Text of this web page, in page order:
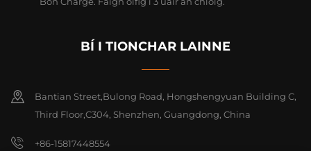
BÍ I TIONCHAR LAINNE
Bantian Street,Bulong Road, Hongshengyuan Building C,
Third Floor,C304, Shenzhen, Guangdong, China
+86-15817448554